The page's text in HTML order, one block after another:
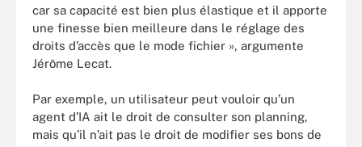
car sa capacité est bien plus élastique et il apporte
une finesse bien meilleure dans le réglage des
droits d’accès que le mode fichier », argumente
Jérôme Lecat.
Par exemple, un utilisateur peut vouloir qu’un
agent d’IA ait le droit de consulter son planning,
mais qu’il n’ait pas le droit de modifier ses bons de